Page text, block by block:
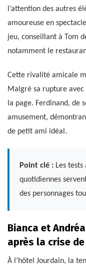
l’attention des autres
amoureuse en
jeu, conseillant à Tom
notamment le
Cette rivalité amicale
Malgré sa rupture
la page. Ferdinand, de
amusement,
de petit ami idéal.
Point clé : Les
quotidiennes
des personnages
Bianca et
après la crise
À l’hôtel Jourdain, la